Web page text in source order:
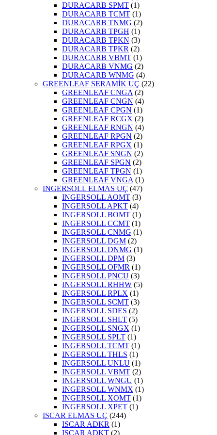
DURACARB SPMT (1)
DURACARB TCMT (1)
DURACARB TNMG (2)
DURACARB TPGH (1)
DURACARB TPKN (3)
DURACARB TPKR (2)
DURACARB VBMT (1)
DURACARB VNMG (2)
DURACARB WNMG (4)
GREENLEAF SERAMİK UÇ (22)
GREENLEAF CNGA (2)
GREENLEAF CNGN (4)
GREENLEAF CPGN (1)
GREENLEAF RCGX (2)
GREENLEAF RNGN (4)
GREENLEAF RPGN (2)
GREENLEAF RPGX (1)
GREENLEAF SNGN (2)
GREENLEAF SPGN (2)
GREENLEAF TPGN (1)
GREENLEAF VNGA (1)
INGERSOLL ELMAS UÇ (47)
INGERSOLL AOMT (3)
INGERSOLL APKT (4)
INGERSOLL BOMT (1)
INGERSOLL CCMT (1)
INGERSOLL CNMG (1)
INGERSOLL DGM (2)
INGERSOLL DNMG (1)
INGERSOLL DPM (3)
INGERSOLL OFMR (1)
INGERSOLL PNCU (3)
INGERSOLL RHHW (5)
INGERSOLL RPLX (1)
INGERSOLL SCMT (3)
INGERSOLL SDES (2)
INGERSOLL SHLT (5)
INGERSOLL SNGX (1)
INGERSOLL SPLT (1)
INGERSOLL TCMT (1)
INGERSOLL THLS (1)
INGERSOLL UNLU (1)
INGERSOLL VBMT (2)
INGERSOLL WNGU (1)
INGERSOLL WNMX (1)
INGERSOLL XOMT (1)
INGERSOLL XPET (1)
ISCAR ELMAS UÇ (244)
ISCAR ADKR (1)
ISCAR ADKT (2)